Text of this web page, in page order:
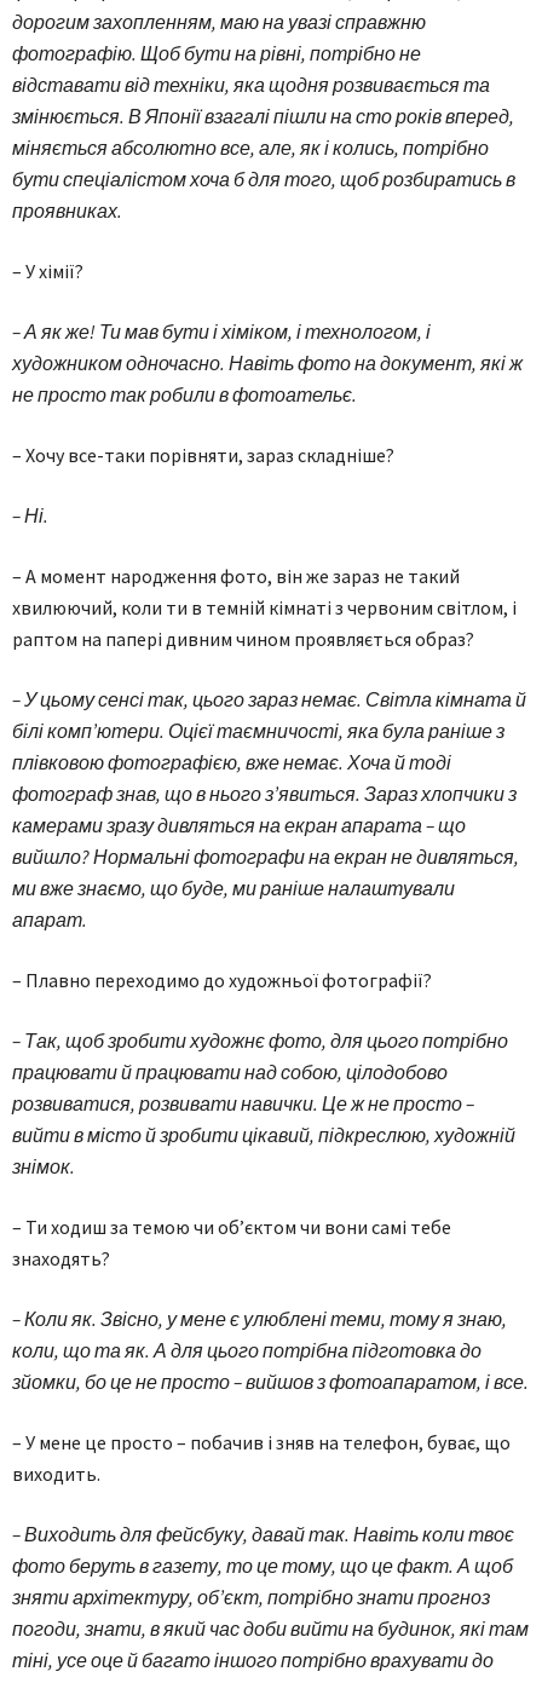
дорогим захопленням, маю на увазі справжню
фотографію. Щоб бути на рівні, потрібно не
відставати від техніки, яка щодня розвивається та
змінюється. В Японії взагалі пішли на сто років вперед,
міняється абсолютно все, але, як і колись, потрібно
бути спеціалістом хоча б для того, щоб розбиратись в
проявниках.
– У хімії?
– А як же! Ти мав бути і хіміком, і технологом, і
художником одночасно. Навіть фото на документ, які ж
не просто так робили в фотоательє.
– Хочу все-таки порівняти, зараз складніше?
– Ні.
– А момент народження фото, він же зараз не такий
хвилюючий, коли ти в темній кімнаті з червоним світлом, і
раптом на папері дивним чином проявляється образ?
– У цьому сенсі так, цього зараз немає. Світла кімната й
білі комп’ютери. Оцієї таємничості, яка була раніше з
плівковою фотографією, вже немає. Хоча й тоді
фотограф знав, що в нього з’явиться. Зараз хлопчики з
камерами зразу дивляться на екран апарата – що
вийшло? Нормальні фотографи на екран не дивляться,
ми вже знаємо, що буде, ми раніше налаштували
апарат.
– Плавно переходимо до художньої фотографії?
– Так, щоб зробити художнє фото, для цього потрібно
працювати й працювати над собою, цілодобово
розвиватися, розвивати навички. Це ж не просто –
вийти в місто й зробити цікавий, підкреслюю, художній
знімок.
– Ти ходиш за темою чи об’єктом чи вони самі тебе
знаходять?
– Коли як. Звісно, у мене є улюблені теми, тому я знаю,
коли, що та як. А для цього потрібна підготовка до
зйомки, бо це не просто – вийшов з фотоапаратом, і все.
– У мене це просто – побачив і зняв на телефон, буває, що
виходить.
– Виходить для фейсбуку, давай так. Навіть коли твоє
фото беруть в газету, то це тому, що це факт. А щоб
зняти архітектуру, об’єкт, потрібно знати прогноз
погоди, знати, в який час доби вийти на будинок, які там
тіні, усе оце й багато іншого потрібно врахувати до